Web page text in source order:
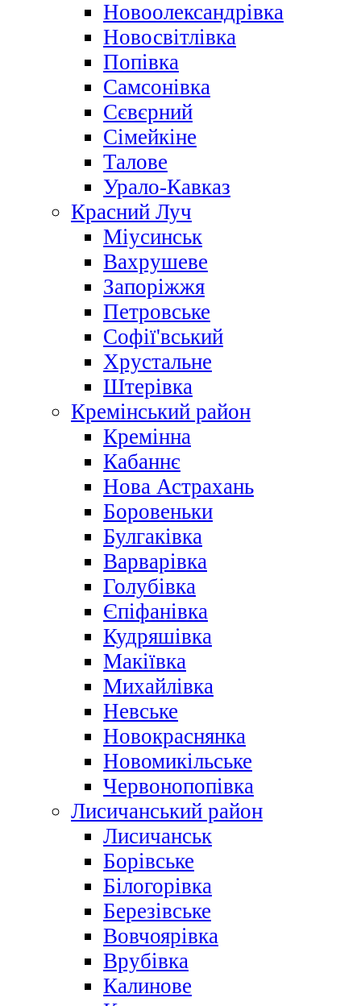
Новоолександрівка
Новосвітлівка
Попівка
Самсонівка
Сєвєрний
Сімейкіне
Талове
Урало-Кавказ
Красний Луч
Міусинськ
Вахрушеве
Запоріжжя
Петровське
Софії'вський
Хрустальне
Штерівка
Кремінський район
Кремінна
Кабаннє
Нова Астрахань
Боровеньки
Булгаківка
Варварівка
Голубівка
Єпіфанівка
Кудряшівка
Макіївка
Михайлівка
Невське
Новокраснянка
Новомикільське
Червонопопівка
Лисичанський район
Лисичанськ
Борівське
Білогорівка
Березівське
Вовчоярівка
Врубівка
Калинове